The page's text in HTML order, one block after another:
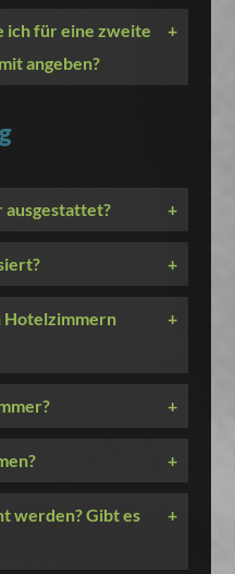
ich für eine zweite
angeben?
+
+
+
Hotelzimmern
+
+
+
werden? Gibt es
+